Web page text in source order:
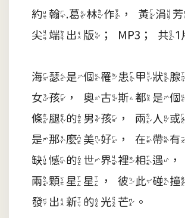
約翰.葛林作，黃涓
尖端出版；MP3；共1
海瑟是個罹患甲狀
女孩，奧古斯都是
條腿的男孩，兩人
是那麼美好，在帶
缺憾的世界裡相遇
兩顆星星，彼此碰
發出新的光芒。